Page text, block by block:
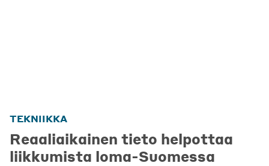
TEKNIIKKA
Reaaliaikainen tieto helpottaa
liikkumista loma-Suomessa